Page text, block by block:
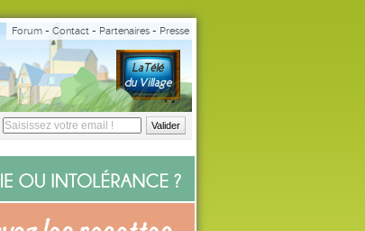
Forum - Contact - Partenaires - Presse